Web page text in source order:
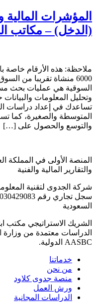
المؤشرات المالية
(الدخل) – مكاتب
ملاحظة: هذه الأرقام خاصة
6000 منشاة تقريبا من
السوقية هي عمليات بحث
وتحليل المعلومات
تساعدك في إعداد دراسات
المتوسطة والصغيرة، كما
والتوسع والحصول على […]
المنصة الأولى في المملكة
والتقارير المالية والفنية
شركة الجدوى لتقنية
السعودية
الشريك الاستراتيجي مكتب
الدراسات معتمدة من وزارة
AASBC الدولية.
خدماتنا
من نحن
منصة جدوى كلاود
ورش العمل
الدراسات المجانية